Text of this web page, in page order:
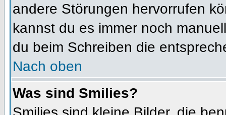
andere Störungen hervorrufen
kannst du es immer noch
du beim Schreiben die
Nach oben
Was sind Smilies?